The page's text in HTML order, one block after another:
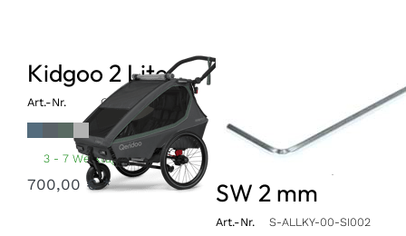
Kidgoo 2 Lite
Art.-Nr. Q-KGL2-26
Navy Blue
Steel Grey
Ivy Green
Titanium Grey
3 - 7 Werktage
700,00 € *
Innensechskant-
Schrauben,
SW 2 mm
Art.-Nr.
S-ALLKY-00-SI002